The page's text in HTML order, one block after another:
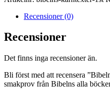
Introduktioner
smakprov
från
Bibelns
böcker
Recensioner (0)
Recensioner
Det finns inga recensioner än.
Bli först med att recensera
smakprov från Bibelns alla